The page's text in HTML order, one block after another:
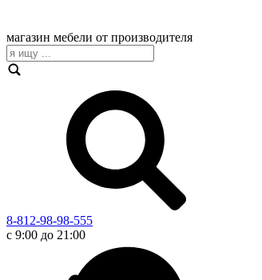
магазин мебели от производителя
8-812-98-98-555
с 9:00 до 21:00